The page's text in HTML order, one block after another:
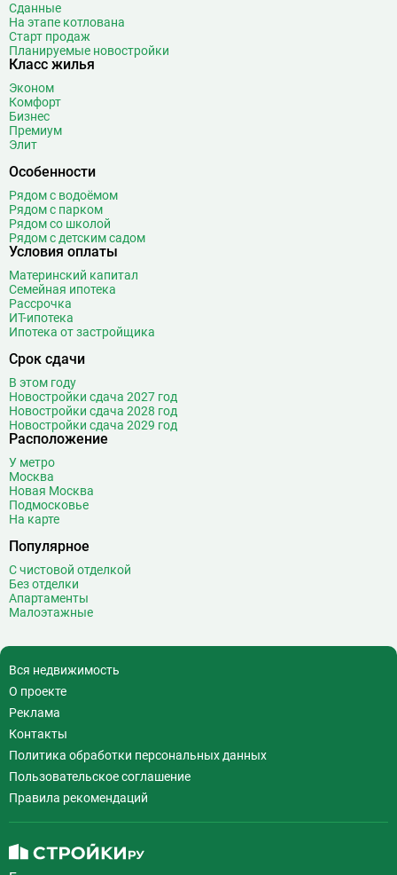
Сданные
На этапе котлована
Старт продаж
Планируемые новостройки
Класс жилья
Эконом
Комфорт
Бизнес
Премиум
Элит
Особенности
Рядом с водоёмом
Рядом с парком
Рядом со школой
Рядом с детским садом
Условия оплаты
Материнский капитал
Семейная ипотека
Рассрочка
ИТ-ипотека
Ипотека от застройщика
Срок сдачи
В этом году
Новостройки сдача 2027 год
Новостройки сдача 2028 год
Новостройки сдача 2029 год
Расположение
У метро
Москва
Новая Москва
Подмосковье
На карте
Популярное
С чистовой отделкой
Без отделки
Апартаменты
Малоэтажные
Вся недвижимость
О проекте
Реклама
Контакты
Политика обработки персональных данных
Пользовательское соглашение
Правила рекомендаций